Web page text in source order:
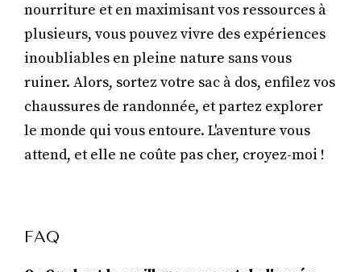
nourriture et en maximisant vos ressources à
plusieurs, vous pouvez vivre des expériences
inoubliables en pleine nature sans vous
ruiner. Alors, sortez votre sac à dos, enfilez vos
chaussures de randonnée, et partez explorer
le monde qui vous entoure. L'aventure vous
attend, et elle ne coûte pas cher, croyez-moi !
FAQ